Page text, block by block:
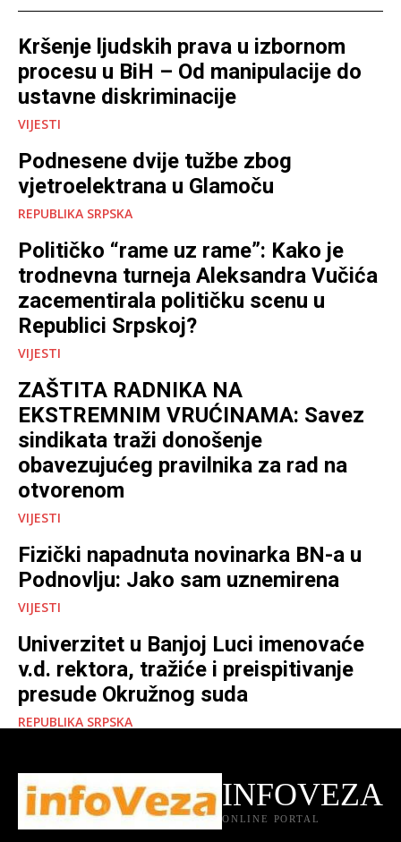
Kršenje ljudskih prava u izbornom
procesu u BiH – Od manipulacije do
ustavne diskriminacije
VIJESTI
Podnesene dvije tužbe zbog
vjetroelektrana u Glamoču
REPUBLIKA SRPSKA
Političko “rame uz rame”: Kako je
trodnevna turneja Aleksandra Vučića
zacementirala političku scenu u
Republici Srpskoj?
VIJESTI
ZAŠTITA RADNIKA NA
EKSTREMNIM VRUĆINAMA: Savez
sindikata traži donošenje
obavezujućeg pravilnika za rad na
otvorenom
VIJESTI
Fizički napadnuta novinarka BN-a u
Podnovlju: Jako sam uznemirena
VIJESTI
Univerzitet u Banjoj Luci imenovaće
v.d. rektora, tražiće i preispitivanje
presude Okružnog suda
REPUBLIKA SRPSKA
INFOVEZA
ONLINE PORTAL